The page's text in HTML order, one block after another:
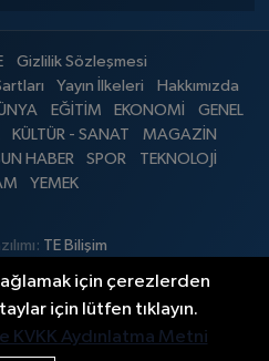
Gizlilik Sözleşmesi
Yayın İlkeleri
Hakkımızda
EĞİTİM EKONOMİ
GENEL
KÜLTÜR - SANAT
MAGAZİN
HABER SPOR
TEKNOLOJİ
YEMEK
TE Bilişim
için çerezlerden
için lütfen tıklayın.
KVKK Aydınlatma Metni